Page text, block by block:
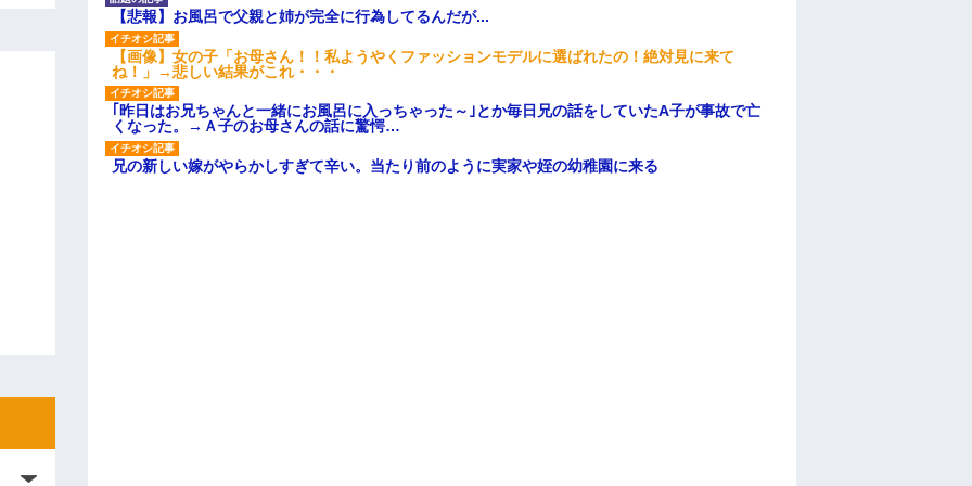
【悲報】お風呂で父親と姉が完全に行為してるんだが...
【画像】女の子「お母さん！！私ようやくファッションモデルに選ばれたの！絶対見に来て
ね！」→悲しい結果がこれ・・・
｢昨日はお兄ちゃんと一緒にお風呂に入っちゃった～｣とか毎日兄の話をしていたA子が事故で亡
くなった。→Ａ子のお母さんの話に驚愕…
兄の新しい嫁がやらかしすぎて辛い。当たり前のように実家や姪の幼稚園に来る